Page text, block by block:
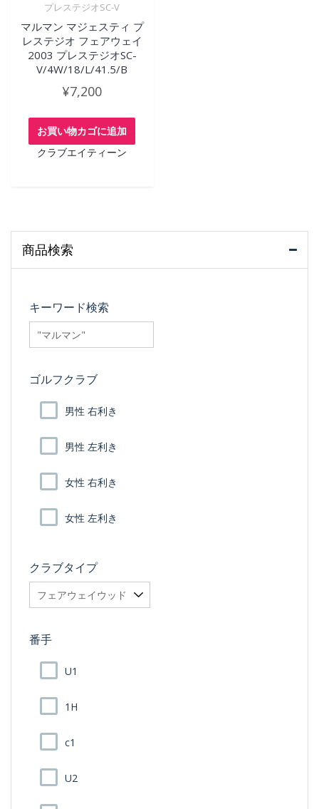
プレステジオSC-V
マルマン マジェスティ プ
レステジオ フェアウェイ
2003 プレステジオSC-
V/4W/18/L/41.5/B
¥7,200
お買い物カゴに追加
クラブエイティーン
商品検索
キーワード検索
searchfilter_pro
ゴルフクラブ
男性 右利き
男性 左利き
女性 右利き
女性 左利き
クラブタイプ
番手
U1
1H
c1
U2